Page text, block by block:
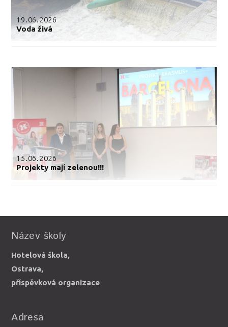
19.06.2026
Voda živá
15.06.2026
Projekty mají zelenou!!!
Název školy
Hotelová škola,
Ostrava,
příspěvková organizace
Adresa